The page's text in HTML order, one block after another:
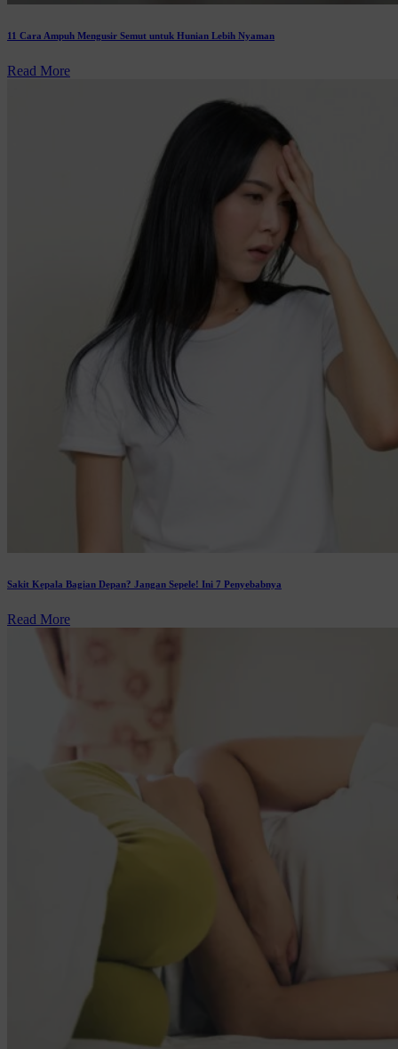
11 Cara Ampuh Mengusir Semut untuk Hunian Lebih Nyaman
Read More
Sakit Kepala Bagian Depan? Jangan Sepele! Ini 7 Penyebabnya
Read More